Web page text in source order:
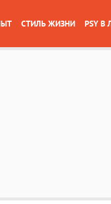
СТИЛЬ ЖИЗНИ PSY В